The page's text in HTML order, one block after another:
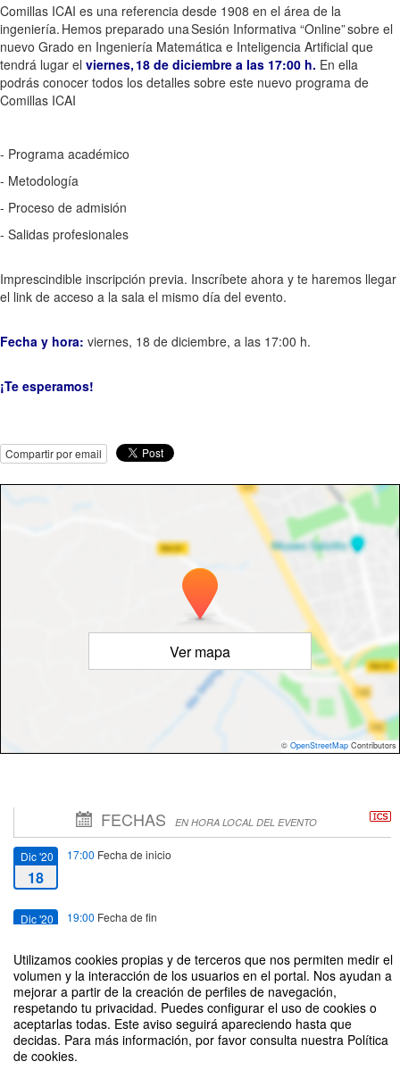
Utilizamos cookies propias y de terceros que nos permiten medir el
volumen y la interacción de los usuarios en el portal. Nos ayudan a
mejorar a partir de la creación de perfiles de navegación,
respetando tu privacidad. Puedes configurar el uso de cookies o
aceptarlas todas. Este aviso seguirá apareciendo hasta que
decidas. Para más información, por favor consulta nuestra Política
de cookies.
Comillas ICAI es una referencia desde 1908 en el área de la
ingeniería. Hemos preparado una Sesión Informativa “Online” sobre el
nuevo Grado en Ingeniería Matemática e Inteligencia Artificial que
tendrá lugar el viernes, 18 de diciembre a las 17:00 h. En ella
podrás conocer todos los detalles sobre este nuevo programa de
Comillas ICAI
- Programa académico
- Metodología
- Proceso de admisión
- Salidas profesionales
Imprescindible inscripción previa. Inscríbete ahora y te haremos llegar
el link de acceso a la sala el mismo día del evento.
Fecha y hora: viernes, 18 de diciembre, a las 17:00 h.
¡Te esperamos!
Compartir por email
Ver mapa
© OpenStreetMap Contributors
FECHAS EN HORA LOCAL DEL EVENTO
Dic '20
18
17:00 Fecha de inicio
Dic '20 19:00 Fecha de fin
Sesión informativa online. Grado en Ingeniería Matemática e Inteligencia
Artificial (18-12-20)